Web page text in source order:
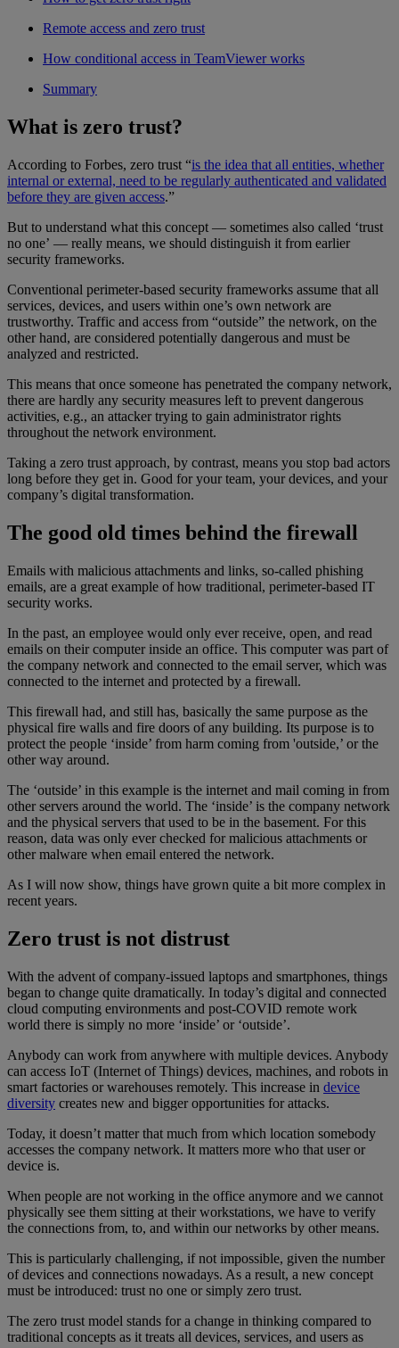
Remote access and zero trust
How conditional access in TeamViewer works
Summary
What is zero trust?
According to Forbes, zero trust “is the idea that all entities, whether
internal or external, need to be regularly authenticated and validated
before they are given access.”
But to understand what this concept — sometimes also called ‘trust
no one’ — really means, we should distinguish it from earlier
security frameworks.
Conventional perimeter-based security frameworks assume that all
services, devices, and users within one’s own network are
trustworthy. Traffic and access from “outside” the network, on the
other hand, are considered potentially dangerous and must be
analyzed and restricted.
This means that once someone has penetrated the company network,
there are hardly any security measures left to prevent dangerous
activities, e.g., an attacker trying to gain administrator rights
throughout the network environment.
Taking a zero trust approach, by contrast, means you stop bad actors
long before they get in. Good for your team, your devices, and your
company’s digital transformation.
The good old times behind the firewall
Emails with malicious attachments and links, so-called phishing
emails, are a great example of how traditional, perimeter-based IT
security works.
In the past, an employee would only ever receive, open, and read
emails on their computer inside an office. This computer was part of
the company network and connected to the email server, which was
connected to the internet and protected by a firewall.
This firewall had, and still has, basically the same purpose as the
physical fire walls and fire doors of any building. Its purpose is to
protect the people ‘inside’ from harm coming from 'outside,’ or the
other way around.
The ‘outside’ in this example is the internet and mail coming in from
other servers around the world. The ‘inside’ is the company network
and the physical servers that used to be in the basement. For this
reason, data was only ever checked for malicious attachments or
other malware when email entered the network.
As I will now show, things have grown quite a bit more complex in
recent years.
Zero trust is not distrust
With the advent of company-issued laptops and smartphones, things
began to change quite dramatically. In today’s digital and connected
cloud computing environments and post-COVID remote work
world there is simply no more ‘inside’ or ‘outside’.
Anybody can work from anywhere with multiple devices. Anybody
can access IoT (Internet of Things) devices, machines, and robots in
smart factories or warehouses remotely. This increase in device
diversity creates new and bigger opportunities for attacks.
Today, it doesn’t matter that much from which location somebody
accesses the company network. It matters more who that user or
device is.
When people are not working in the office anymore and we cannot
physically see them sitting at their workstations, we have to verify
the connections from, to, and within our networks by other means.
This is particularly challenging, if not impossible, given the number
of devices and connections nowadays. As a result, a new concept
must be introduced: trust no one or simply zero trust.
The zero trust model stands for a change in thinking compared to
traditional concepts as it treats all devices, services, and users as